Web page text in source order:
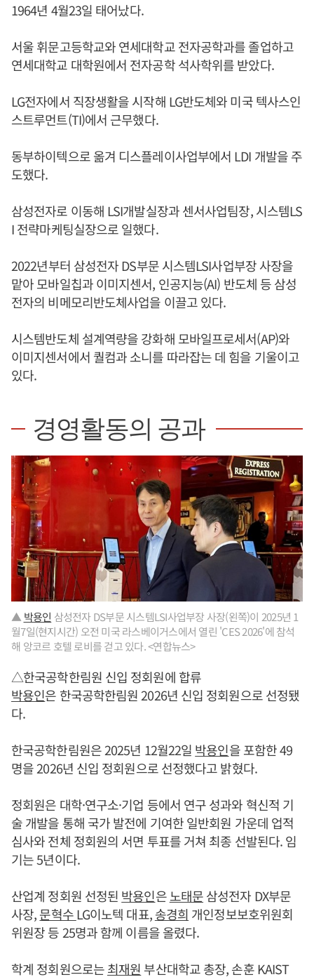
1964년 4월23일 태어났다.
서울 휘문고등학교와 연세대학교 전자공학과를 졸업하고
연세대학교 대학원에서 전자공학 석사학위를 받았다.
LG전자에서 직장생활을 시작해 LG반도체와 미국 텍사스인
스트루먼트(TI)에서 근무했다.
동부하이텍으로 옮겨 디스플레이사업부에서 LDI 개발을 주
도했다.
삼성전자로 이동해 LSI개발실장과 센서사업팀장, 시스템LS
I 전략마케팅실장으로 일했다.
2022년부터 삼성전자 DS부문 시스템LSI사업부장 사장을
맡아 모바일칩과 이미지센서, 인공지능(AI) 반도체 등 삼성
전자의 비메모리반도체사업을 이끌고 있다.
시스템반도체 설계역량을 강화해 모바일프로세서(AP)와
이미지센서에서 퀄컴과 소니를 따라잡는 데 힘을 기울이고
있다.
경영활동의 공과
▲ 박용인 삼성전자 DS부문 시스템LSI사업부장 사장(왼쪽)이 2025년 1
월7일(현지시간) 오전 미국 라스베이거스에서 열린 'CES 2026'에 참석
해 앙코르 호텔 로비를 걷고 있다. <연합뉴스>
△한국공학한림원 신입 정회원에 합류
박용인은 한국공학한림원 2026년 신입 정회원으로 선정됐
다.
한국공학한림원은 2025년 12월22일 박용인을 포함한 49
명을 2026년 신입 정회원으로 선정했다고 밝혔다.
정회원은 대학·연구소·기업 등에서 연구 성과와 혁신적 기
술 개발을 통해 국가 발전에 기여한 일반회원 가운데 업적
심사와 전체 정회원의 서면 투표를 거쳐 최종 선발된다. 임
기는 5년이다.
산업계 정회원 선정된 박용인은노태문삼성전자 DX부문
사장,문혁수LG이노텍 대표,송경희 개인정보보호위원회
위원장 등 25명과 함께 이름을 올렸다.
학계 정회원으로는최재원부산대학교 총장, 손훈 KAIST